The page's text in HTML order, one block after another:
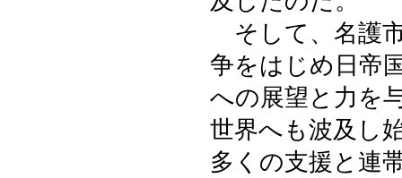
そして、名護
争をはじめ日帝
への展望と力を
世界へも波及し
多くの支援と連